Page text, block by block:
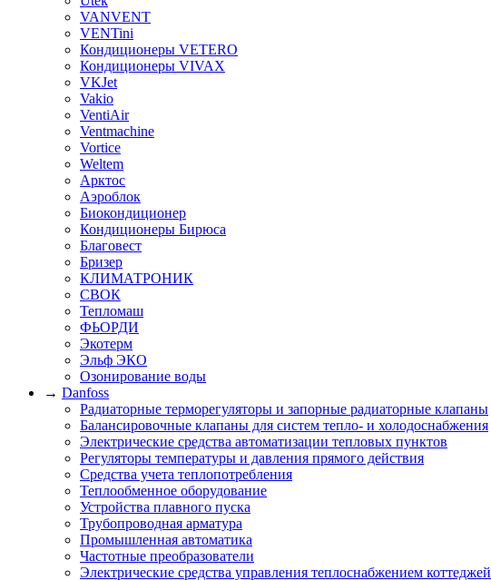
VANVENT
VENTini
Кондиционеры VETERO
Кондиционеры VIVAX
VKJet
Vakio
VentiAir
Ventmachine
Vortice
Weltem
Арктос
Аэроблок
Биокондиционер
Кондиционеры Бирюса
Благовест
Бризер
КЛИМАТРОНИК
СВОК
Тепломаш
ФЬОРДИ
Экотерм
Эльф ЭКО
Озонирование воды
→ Danfoss
Радиаторные терморегуляторы и запорные радиаторные клапаны
Балансировочные клапаны для систем тепло- и холодоснабжения
Электрические средства автоматизации тепловых пунктов
Регуляторы температуры и давления прямого действия
Средства учета теплопотребления
Теплообменное оборудование
Устройства плавного пуска
Трубопроводная арматура
Промышленная автоматика
Частотные преобразователи
Электрические средства управления теплоснабжением коттеджей